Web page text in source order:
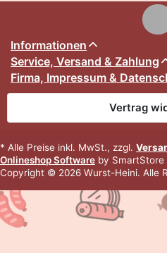
Informationen
Service, Versand & Zahlung
Firma, Impressum &
Vertrag
* Alle Preise inkl. MwSt., zzgl.
Onlineshop Software by
Copyright © 2026 Wurst-Heini. Alle